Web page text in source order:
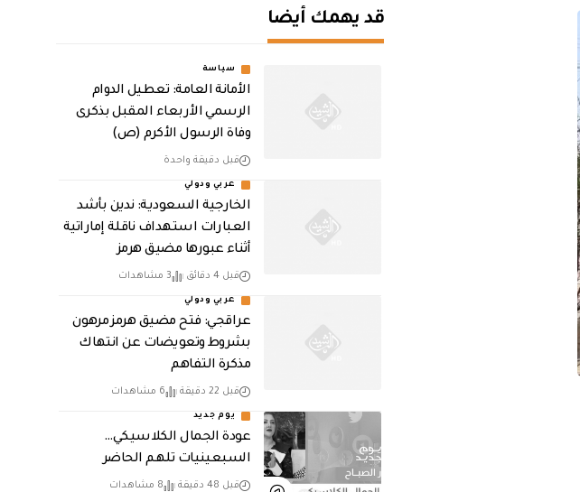
قد يهمك أيضا
سياسة
الأمانة العامة: تعطيل الدوام
الرسمي الأربعاء المقبل بذكرى
وفاة الرسول الأكرم (ص)
قبل دقيقة واحدة
عربي ودولي
‏الخارجية السعودية: ندين بأشد
العبارات استهداف ناقلة إماراتية
أثناء عبورها مضيق هرمز
قبل 4 دقائق 3 مشاهدات
عربي ودولي
عراقجي: فتح مضيق هرمز مرهون
بشروط وتعويضات عن انتهاك
مذكرة التفاهم
قبل 22 دقيقة 6 مشاهدات
يوم جديد
عودة الجمال الكلاسيكي…
السبعينيات تلهم الحاضر
قبل 48 دقيقة 8 مشاهدات